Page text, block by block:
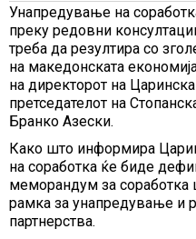
Унапредување на
преку редовни
треба да резултира со
на македонската
на директорот на
претседателот на
Бранко Азески.
Како што информира
на соработка ќе биде
меморандум за соработка
рамка за унапредување и
партнерства.